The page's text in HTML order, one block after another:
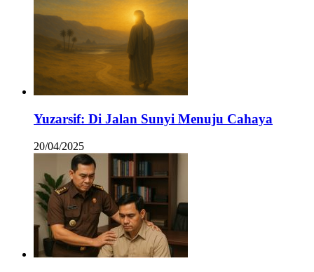
Yuzarsif: Di Jalan Sunyi Menuju Cahaya
20/04/2025